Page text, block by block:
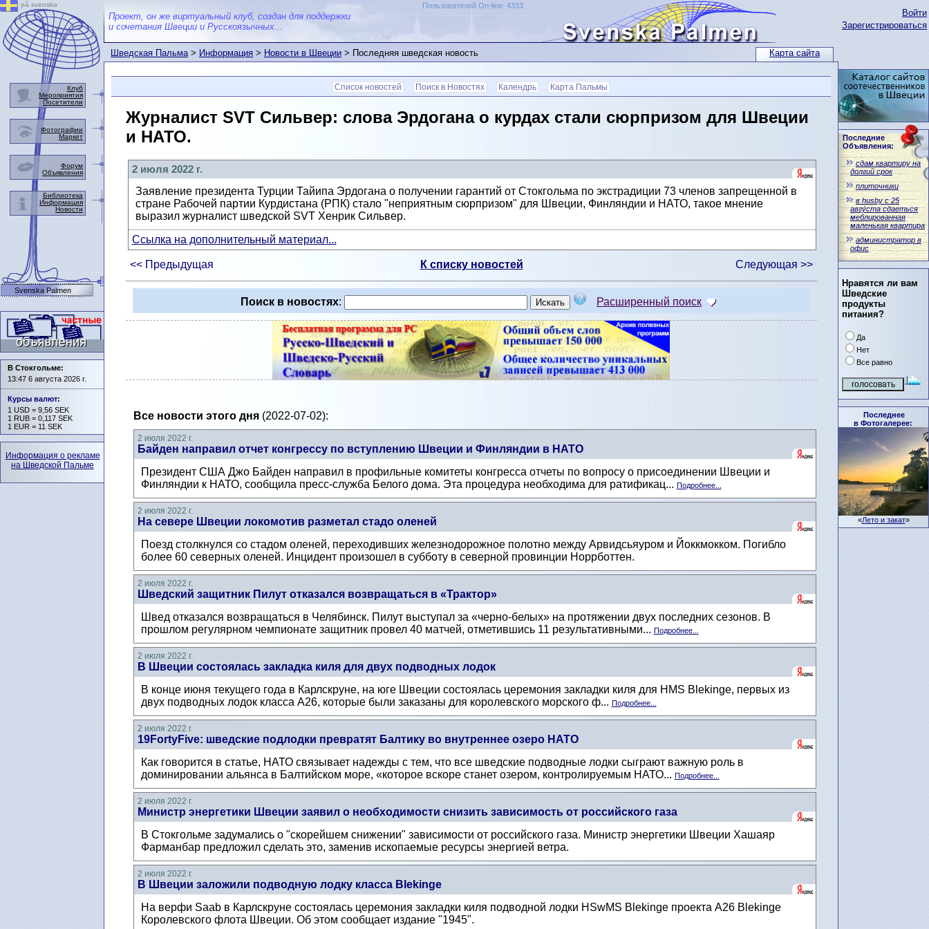
Карта сайта
Войти
Зарегистрироваться
Последние
Объявления:
сдам квартиру на
долгий срок
плиточники
в husby с 25
авгу́ста сдаеться
меблированная
маленькая квартира
администратор в
офис
Нравятся ли вам
Шведские
продукты
питания?
Да
Нет
Все равно
Последнее
в Фотогалерее:
«Лето и закат»
Проект, он же виртуальный клуб, создан для поддержки
и сочетания Швеции и Русскоязычных...
Пользователей On-line: 4333
Шведская Пальма>Информация>Новости в Швеции> Последняя шведская новость
Список новостей Поиск в Новостях Календрь Карта Пальмы
Журналист SVT Сильвер: слова Эрдогана о курдах стали сюрпризом для Швеции
и НАТО.
2 июля 2022 г.
Заявление президента Турции Тайипа Эрдогана о получении гарантий от Стокгольма по экстрадиции 73 членов запрещенной в
стране Рабочей партии Курдистана (РПК) стало "неприятным сюрпризом" для Швеции, Финляндии и НАТО, такое мнение
выразил журналист шведской SVT Хенрик Сильвер.
Ссылка на дополнительный материал...
<< Предыдущая К списку новостей Следующая >>
Поиск в новостях: Расширенный поиск
Все новости этого дня(2022-07-02):
2 июля 2022 г.
Байден направил отчет конгрессу по вступлению Швеции и Финляндии в НАТО
Президент США Джо Байден направил в профильные комитеты конгресса отчеты по вопросу о присоединении Швеции и
Финляндии к НАТО, сообщила пресс-служба Белого дома. Эта процедура необходима для ратификац... Подробнее...
2 июля 2022 г.
На севере Швеции локомотив разметал стадо оленей
Поезд столкнулся со стадом оленей, переходивших железнодорожное полотно между Арвидсьяуром и Йоккмокком. Погибло
более 60 северных оленей. Инцидент произошел в субботу в северной провинции Норрботтен.
2 июля 2022 г.
Шведский защитник Пилут отказался возвращаться в «Трактор»
Швед отказался возвращаться в Челябинск. Пилут выступал за «черно-белых» на протяжении двух последних сезонов. В
прошлом регулярном чемпионате защитник провел 40 матчей, отметившись 11 результативными... Подробнее...
2 июля 2022 г.
В Швеции состоялась закладка киля для двух подводных лодок
В конце июня текущего года в Карлскруне, на юге Швеции состоялась церемония закладки киля для HMS Blekinge, первых из
двух подводных лодок класса А26, которые были заказаны для королевского морского ф... Подробнее...
2 июля 2022 г.
19FortyFive: шведские подлодки превратят Балтику во внутреннее озеро НАТО
Как говорится в статье, НАТО связывает надежды с тем, что все шведские подводные лодки сыграют важную роль в
доминировании альянса в Балтийском море, «которое вскоре станет озером, контролируемым НАТО... Подробнее...
2 июля 2022 г.
Министр энергетики Швеции заявил о необходимости снизить зависимость от российского газа
В Стокгольме задумались о "скорейшем снижении" зависимости от российского газа. Министр энергетики Швеции Хашаяр
Фарманбар предложил сделать это, заменив ископаемые ресурсы энергией ветра.
2 июля 2022 г.
В Швеции заложили подводную лодку класса Blekinge
На верфи Saab в Карлскруне состоялась церемония закладки киля подводной лодки HSwMS Blekinge проекта A26 Blekinge
Королевского флота Швеции. Об этом сообщает издание "1945".
på svenska
Клуб
Мероприятия
Посетители
Фотографии
Маркет
Форум
Объявления
Библиотека
Информация
Новости
Svenska Palmen
В Стокгольме:
13:47 6 августа 2026 г.
Курсы валют:
1 USD = 9,56 SEK
1 RUB = 0,117 SEK
1 EUR = 11 SEK
Информация о рекламе
на Шведской Пальме